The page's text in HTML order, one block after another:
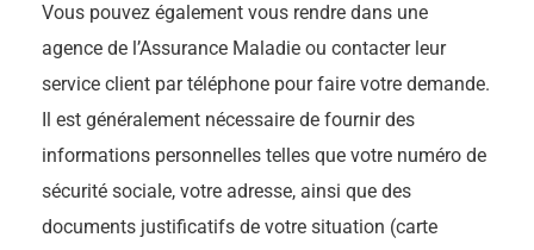
Vous pouvez également vous rendre dans une
agence de l’Assurance Maladie ou contacter leur
service client par téléphone pour faire votre demande.
Il est généralement nécessaire de fournir des
informations personnelles telles que votre numéro de
sécurité sociale, votre adresse, ainsi que des
documents justificatifs de votre situation (carte